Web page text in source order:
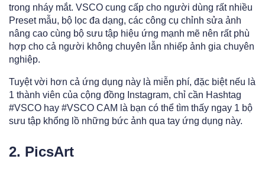
trong nháy mắt. VSCO cung cấp cho người dùng rất nhiều
Preset mẫu, bộ lọc đa dạng, các công cụ chỉnh sửa ảnh
nâng cao cùng bộ sưu tập hiệu ứng mạnh mẽ nên rất phù
hợp cho cả người không chuyên lẫn nhiếp ảnh gia chuyên
nghiệp.
Tuyệt vời hơn cả ứng dụng này là miễn phí, đặc biệt nếu là
1 thành viên của cộng đồng Instagram, chỉ cần Hashtag
#VSCO hay #VSCO CAM là bạn có thể tìm thấy ngay 1 bộ
sưu tập khổng lồ những bức ảnh qua tay ứng dụng này.
2. PicsArt